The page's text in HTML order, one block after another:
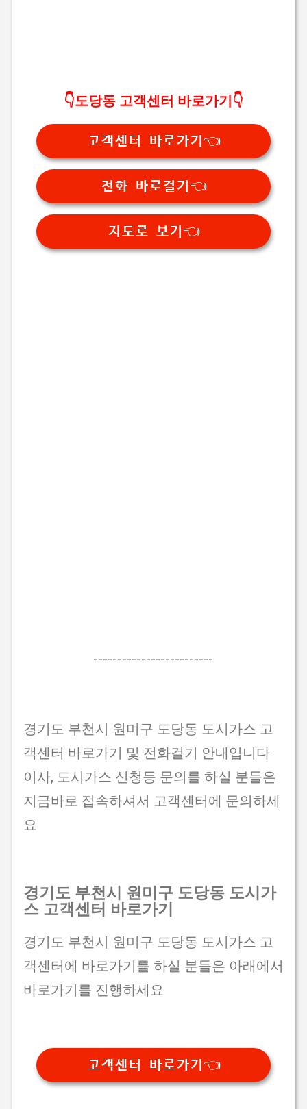
👇도당동 고객센터 바로가기👇
고객센터 바로가기👈
전화 바로걸기👈
지도로 보기👈
-------------------------
경기도 부천시 원미구 도당동 도시가스 고
객센터 바로가기 및 전화걸기 안내입니다
이사, 도시가스 신청등 문의를 하실 분들은
지금바로 접속하셔서 고객센터에 문의하세
요
경기도 부천시 원미구 도당동 도시가
스 고객센터 바로가기
경기도 부천시 원미구 도당동 도시가스 고
객센터에 바로가기를 하실 분들은 아래에서
바로가기를 진행하세요
고객센터 바로가기👈